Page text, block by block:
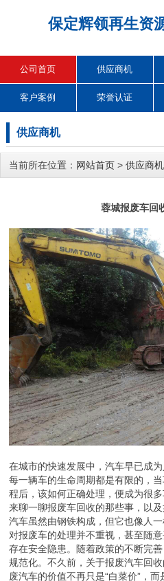
保定辉领再生资
公司首页 供应商机
客户案例 荣誉认证
供应商机
当前所在位置： 网站首页 > 供应商机
蓉城报废车回
在城市的快速发展中，汽车早已成
每一辆车的生命周期都是有限的，
程后，该如何正确处理，便成为很
来聊一聊报废车回收的那些事，以
汽车虽然由钢铁构成，但它也像人
对报废车的处理并不重视，甚至随
存在安全隐患。随着政策的不断完
规范化。不久前，关于报废汽车回
废汽车的价值不再只是“白菜价”，而